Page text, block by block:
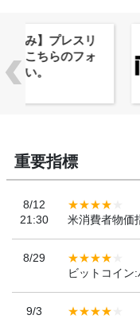
株
ー
「
重要指標
8/12
21:30
米消費者物価
8/29
ビットコイン
9/3